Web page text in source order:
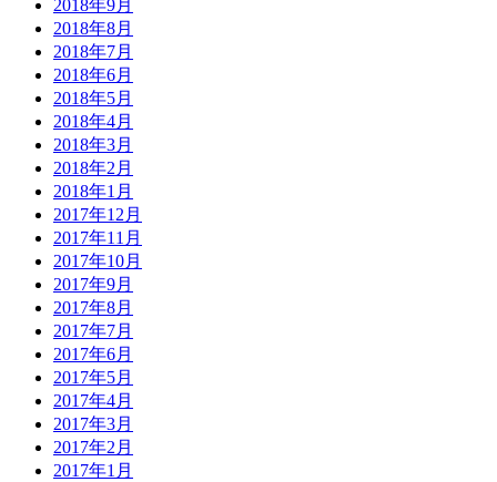
2018年9月
2018年8月
2018年7月
2018年6月
2018年5月
2018年4月
2018年3月
2018年2月
2018年1月
2017年12月
2017年11月
2017年10月
2017年9月
2017年8月
2017年7月
2017年6月
2017年5月
2017年4月
2017年3月
2017年2月
2017年1月